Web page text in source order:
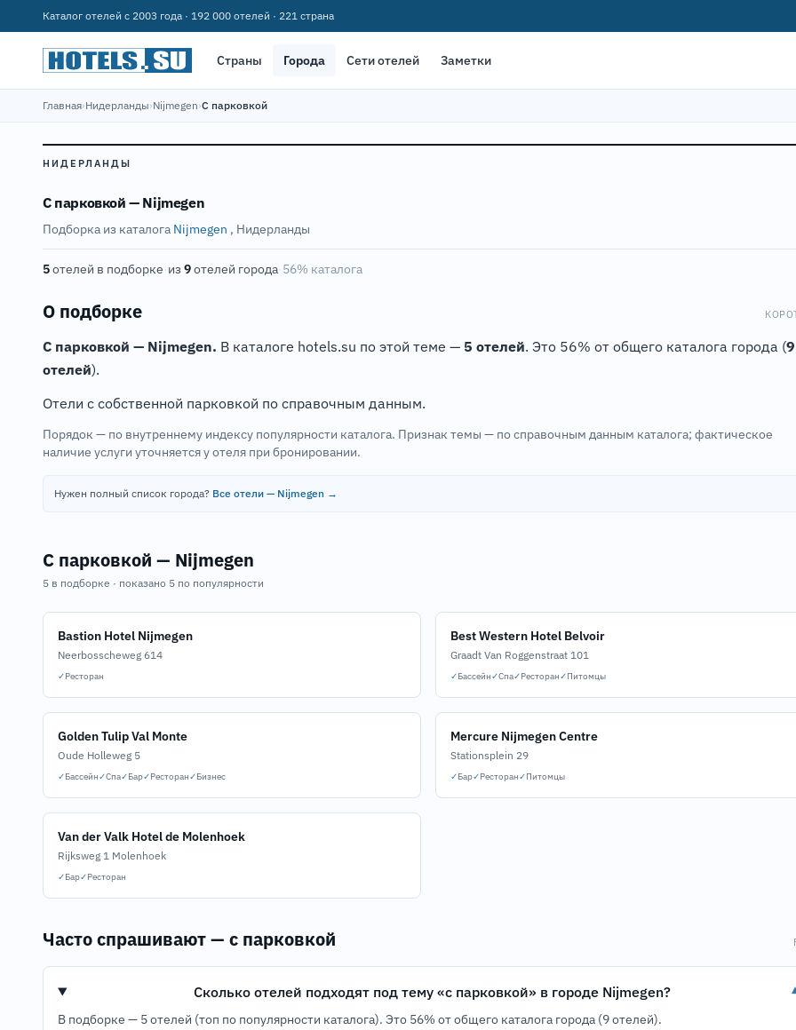
Каталог отелей с 2003 года · 192 000 отелей · 221 страна
Страны Города Сети отелей Заметки
Главная›Нидерланды›Nijmegen›С парковкой
НИДЕРЛАНДЫ
С парковкой — Nijmegen
Подборка из каталога Nijmegen , Нидерланды
5отелей в подборке·из 9отелей города·56% каталога
О подборке
С парковкой — Nijmegen. В каталоге hotels.su по этой теме — 5 отелей. Это 56% от общего каталога города (9
отелей).
Отели с собственной парковкой по справочным данным.
Порядок — по внутреннему индексу популярности каталога. Признак темы — по справочным данным каталога; фактическое
наличие услуги уточняется у отеля при бронировании.
Нужен полный список города? Все отели — Nijmegen →
С парковкой — Nijmegen
5 в подборке · показано 5 по популярности
Bastion Hotel Nijmegen
Neerbosscheweg 614
✓Ресторан
Best Western Hotel Belvoir
Graadt Van Roggenstraat 101
✓Бассейн✓Спа✓Ресторан✓Питомцы
Golden Tulip Val Monte
Oude Holleweg 5
✓Бассейн✓Спа✓Бар✓Ресторан✓Бизнес
Mercure Nijmegen Centre
Stationsplein 29
✓Бар✓Ресторан✓Питомцы
Van der Valk Hotel de Molenhoek
Rijksweg 1 Molenhoek
✓Бар✓Ресторан
Часто спрашивают — с парковкой
Сколько отелей подходят под тему «с парковкой» в городе Nijmegen?
В подборке — 5 отелей (топ по популярности каталога). Это 56% от общего каталога города (9 отелей).